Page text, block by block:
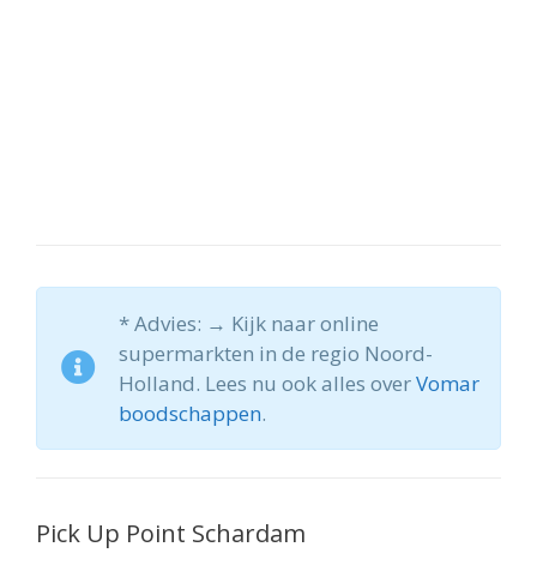
* Advies: → Kijk naar online
supermarkten in de regio Noord-
Holland. Lees nu ook alles overVomar
boodschappen.
Pick Up Point Schardam